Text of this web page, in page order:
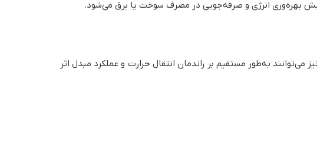
بهره‌وری انرژی و صرفه‌جویی در مصرف سوخت یا برق می‌شود.
به‌طور مستقیم بر راندمان انتقال حرارت و عملکرد مبدل اثر